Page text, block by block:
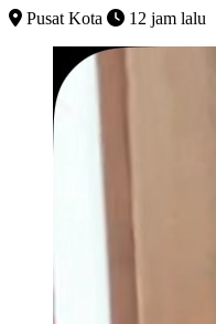
Pusat Kota 12 jam lalu